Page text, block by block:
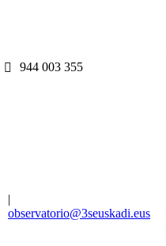
944 003 355
|
observatorio@3seuskadi.eus